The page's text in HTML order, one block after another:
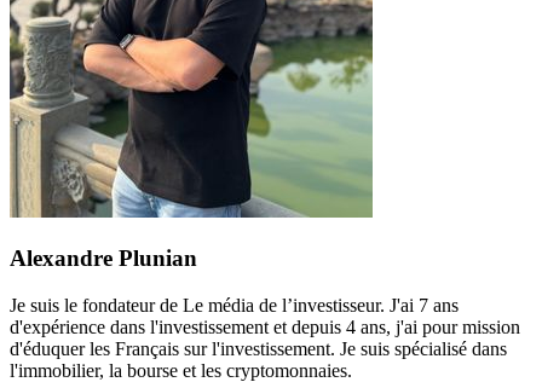
Alexandre Plunian
Je suis le fondateur de Le média de l’investisseur. J'ai 7 ans
d'expérience dans l'investissement et depuis 4 ans, j'ai pour mission
d'éduquer les Français sur l'investissement. Je suis spécialisé dans
l'immobilier, la bourse et les cryptomonnaies.